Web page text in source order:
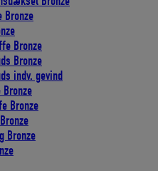
Bronze
Bronze
Bronze
indv. gevind
Bronze
Bronze